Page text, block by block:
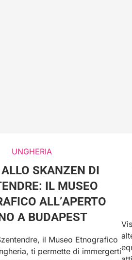
UNGHERIA
SKANZEN DI
IL MUSEO
ALL’APERTO
A BUDAPEST
il Museo Etnografico
ti permette di immergerti